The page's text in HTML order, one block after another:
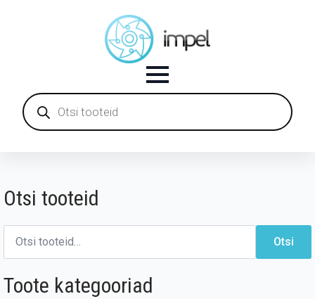
Products
search
Otsi tooteid
Otsi:
Otsi
Toote kategooriad